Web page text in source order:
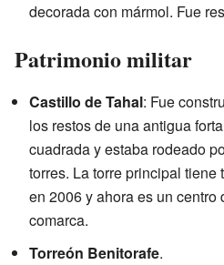
decorada con mármol. Fue
Patrimonio militar
Castillo de Tahal: Fue
los restos de una antigua
cuadrada y estaba rodeado
torres. La torre principal tiene
en 2006 y ahora es un
comarca.
Torreón Benitorafe.